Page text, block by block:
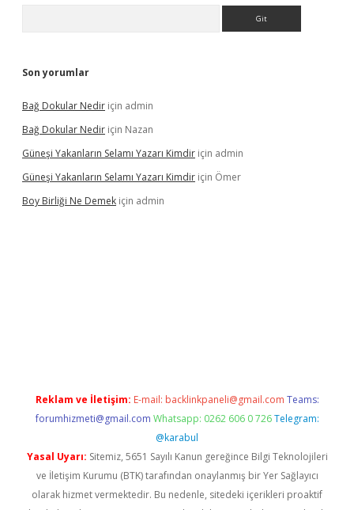
Son yorumlar
Bağ Dokular Nedir için admin
Bağ Dokular Nedir için Nazan
Güneşi Yakanların Selamı Yazarı Kimdir için admin
Güneşi Yakanların Selamı Yazarı Kimdir için Ömer
Boy Birliği Ne Demek için admin
Reklam ve İletişim: E-mail: backlinkpaneli@gmail.com Teams:
forumhizmeti@gmail.com Whatsapp: 0262 606 0 726 Telegram:
@karabul
Yasal Uyarı: Sitemiz, 5651 Sayılı Kanun gereğince Bilgi Teknolojileri
ve İletişim Kurumu (BTK) tarafından onaylanmış bir Yer Sağlayıcı
olarak hizmet vermektedir. Bu nedenle, sitedeki içerikleri proaktif